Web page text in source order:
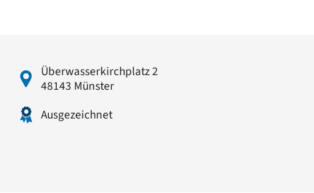
Überwasserkirchplatz 2
48143 Münster
Ausgezeichnet